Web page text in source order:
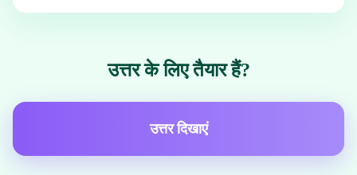
उत्तर के लिए तैयार हैं?
उत्तर दिखाएं